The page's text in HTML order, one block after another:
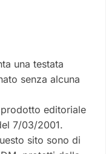
una testata
senza alcuna
editoriale
7/03/2001.
sito sono di